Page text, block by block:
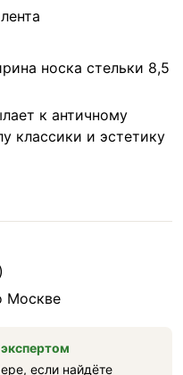
носка стельки 8,5
к античному
классики и эстетику
)
Москве
если найдёте